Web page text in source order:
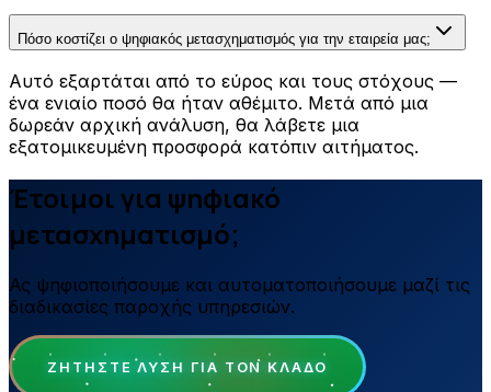
Πόσο κοστίζει ο ψηφιακός μετασχηματισμός για την εταιρεία μας;
Αυτό εξαρτάται από το εύρος και τους στόχους —
ένα ενιαίο ποσό θα ήταν αθέμιτο. Μετά από μια
δωρεάν αρχική ανάλυση, θα λάβετε μια
εξατομικευμένη προσφορά κατόπιν αιτήματος.
Έτοιμοι για ψηφιακό
μετασχηματισμό;
Ας ψηφιοποιήσουμε και αυτοματοποιήσουμε μαζί τις
διαδικασίες παροχής υπηρεσιών.
ΖΗΤΉΣΤΕ ΛΎΣΗ ΓΙΑ ΤΟΝ ΚΛΆΔΟ